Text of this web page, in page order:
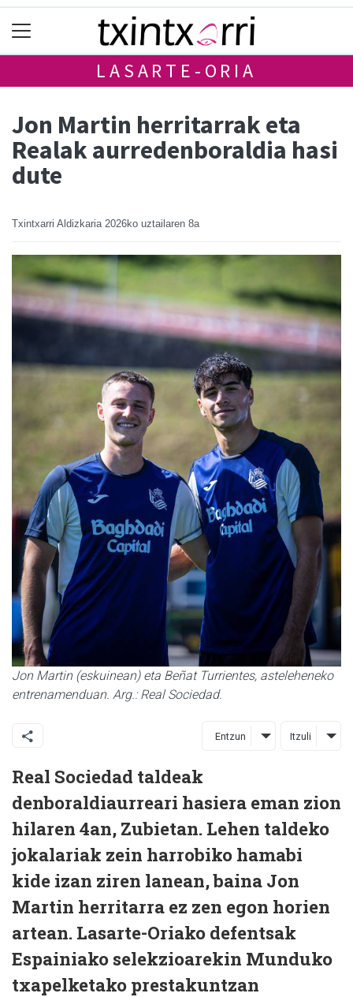
LASARTE-ORIA
Jon Martin herritarrak eta
Realak aurredenboraldia hasi
dute
Txintxarri Aldizkaria 2026ko uztailaren 8a
Jon Martin (eskuinean) eta Beñat Turrientes, asteleheneko
entrenamenduan. Arg.: Real Sociedad.
Entzun Itzuli
Real Sociedad taldeak
denboraldiaurreari hasiera eman zion
hilaren 4an, Zubietan. Lehen taldeko
jokalariak zein harrobiko hamabi
kide izan ziren lanean, baina Jon
Martin herritarra ez zen egon horien
artean. Lasarte-Oriako defentsak
Espainiako selekzioarekin Munduko
txapelketako prestakuntzan